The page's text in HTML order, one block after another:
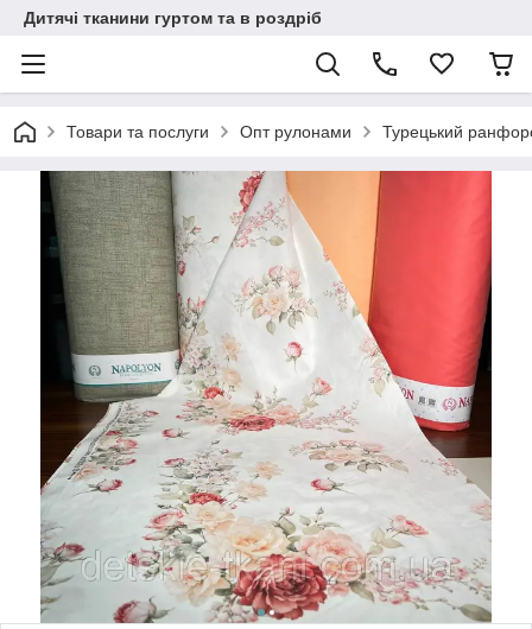
Дитячі тканини гуртом та в роздріб
Товари та послуги Опт рулонами Турецький